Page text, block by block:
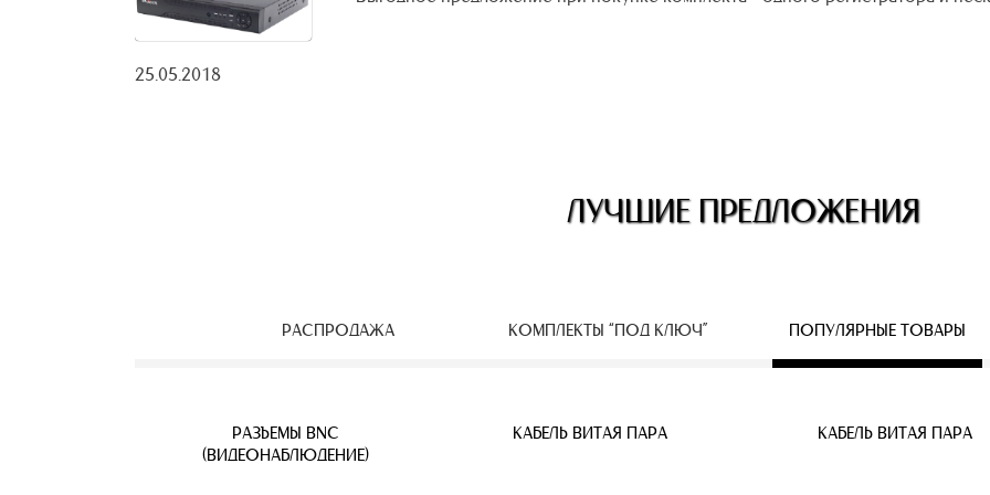
25.05.2018
ЛУЧШИЕ ПРЕДЛОЖЕНИЯ
РАСПРОДАЖА КОМПЛЕКТЫ “ПОД КЛЮЧ” ПОПУЛЯРНЫЕ ТОВАРЫ
УЛИЧНЫЕ IP КАМЕРЫ БЕСПРОВОДНЫЕ IP КАМЕРЫ КАБЕЛЬ ВИТАЯ ПАРА
РАЗЪЕМЫ BNC
(ВИДЕОНАБЛЮДЕНИЕ)
КАБЕЛЬ ВИТАЯ ПАРА КАБЕЛЬ ВИТАЯ ПАРА
КАБЕЛЬ ВИТАЯ ПАРА КАБЕЛЬ ВИТАЯ ПАРА КАБЕЛЬ ВИТАЯ ПАРА